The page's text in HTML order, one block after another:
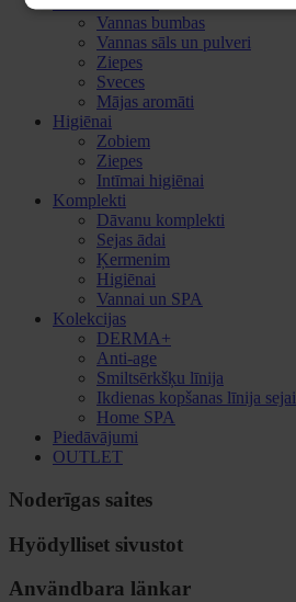
Vannas bumbas
Vannas sāls un pulveri
Ziepes
Sveces
Mājas aromāti
Higiēnai
Zobiem
Ziepes
Intīmai higiēnai
Komplekti
Dāvanu komplekti
Sejas ādai
Ķermenim
Higiēnai
Vannai un SPA
Kolekcijas
DERMA+
Anti-age
Smiltsērkšķu līnija
Ikdienas kopšanas līnija sejai
Home SPA
Piedāvājumi
OUTLET
Noderīgas saites
Hyödylliset sivustot
Användbara länkar